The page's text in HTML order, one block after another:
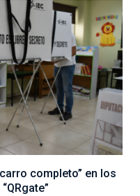
completo” en los